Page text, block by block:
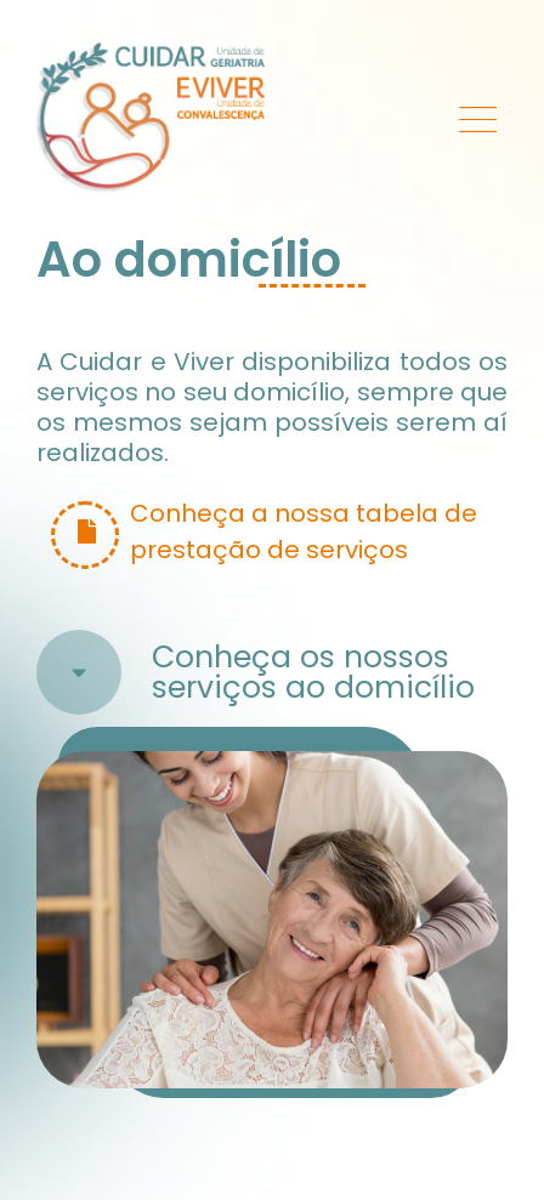
Ao domicílio
A Cuidar e Viver disponibiliza todos os
serviços no seu domicílio, sempre que
os mesmos sejam possíveis serem aí
realizados.
Conheça a nossa tabela de
prestação de serviços
Conheça os nossos
serviços ao domicílio